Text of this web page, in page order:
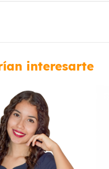
interesarte